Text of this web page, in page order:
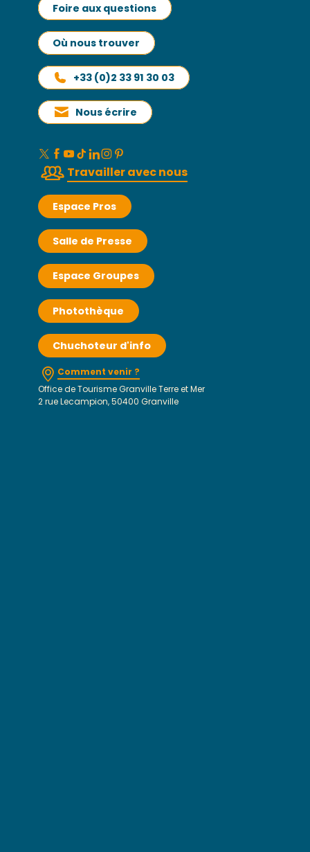
Foire aux questions
Où nous trouver
+33 (0)2 33 91 30 03
Nous écrire
Travailler avec nous
Espace Pros
Salle de Presse
Espace Groupes
Photothèque
Chuchoteur d'info
Comment venir ?
Office de Tourisme Granville Terre et Mer
2 rue Lecampion, 50400 Granville